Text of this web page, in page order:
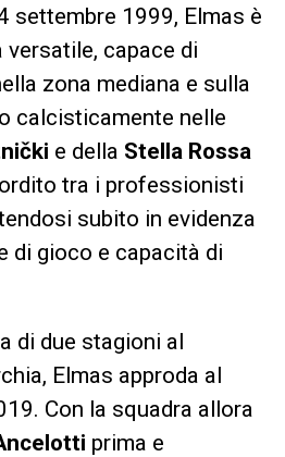
settembre 1999, Elmas è
capace di
zona mediana e sulla
calcisticamente nelle
e della Stella Rossa
tra i professionisti
subito in evidenza
di gioco e capacità di
di due stagioni al
Elmas approda al
Con la squadra allora
prima e